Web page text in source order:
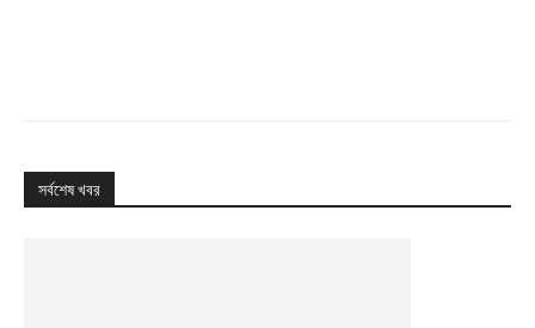
সর্বশেষ খবর